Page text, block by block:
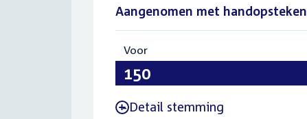
Aangenomen met handopsteken
Voor
150
- Detail stemming